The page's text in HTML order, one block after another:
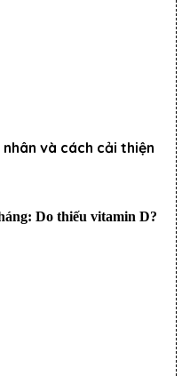
và cách cải thiện